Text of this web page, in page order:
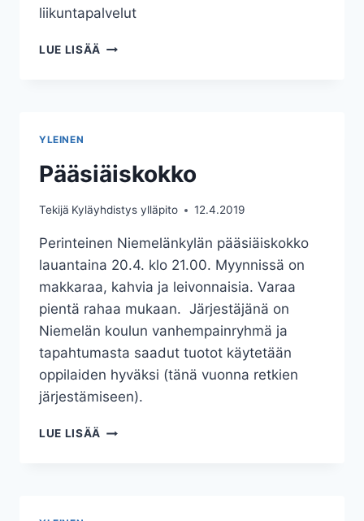
liikuntapalvelut
LUE LISÄÄ SPORTTIPÄIVÄT
YLEINEN
Pääsiäiskokko
Tekijä Kyläyhdistys ylläpito 12.4.2019
Perinteinen Niemelänkylän pääsiäiskokko
lauantaina 20.4. klo 21.00. Myynnissä on
makkaraa, kahvia ja leivonnaisia. Varaa
pientä rahaa mukaan. Järjestäjänä on
Niemelän koulun vanhempainryhmä ja
tapahtumasta saadut tuotot käytetään
oppilaiden hyväksi (tänä vuonna retkien
järjestämiseen).
LUE LISÄÄ PÄÄSIÄISKOKKO